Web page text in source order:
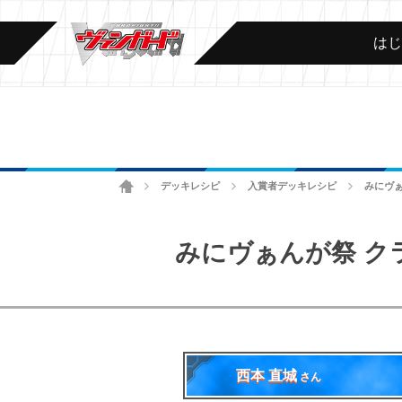
は
ホームデッキレシピ 入賞者デッキレシピ みにヴ
みにヴぁんが祭 ク
西本 直城 さん